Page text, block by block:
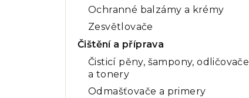
Ochranné balzámy a krémy
Zesvětlovače
Čištění a příprava
Čisticí pěny, šampony, odličovače
a tonery
Odmašťovače a primery